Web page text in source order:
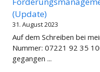
(Update)
31. August 2023
Auf dem Schreiben bei
Nummer: 07221 92 35
gegangen ...